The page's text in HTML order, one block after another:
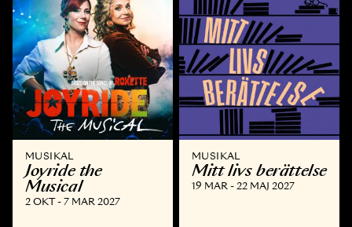
MUSIKAL
Joyride the
Musical
2 OKT - 7 MAR 2027
MUSIKAL
Mitt livs berättelse
19 MAR - 22 MAJ 2027